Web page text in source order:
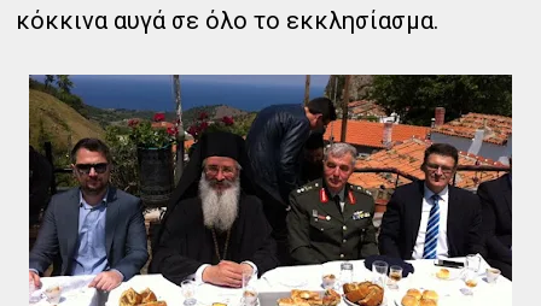
κόκκινα αυγά σε όλο το εκκλησίασμα.